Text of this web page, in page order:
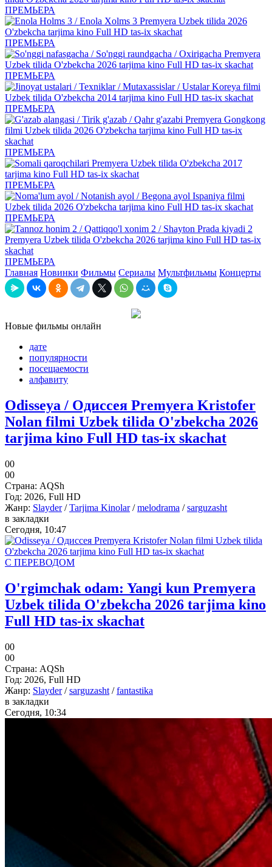
ПРЕМЬЕРА
ПРЕМЬЕРА
ПРЕМЬЕРА
ПРЕМЬЕРА
ПРЕМЬЕРА
ПРЕМЬЕРА
ПРЕМЬЕРА
ПРЕМЬЕРА
Главная Новинки Фильмы Сериалы Мультфильмы Концерты
Новые фильмы онлайн
дате
популярности
посещаемости
алфавиту
Odisseya / Одиссея Premyera Kristofer
Nolan filmi Uzbek tilida O'zbekcha 2026
tarjima kino Full HD tas-ix skachat
00
00
Страна: AQSh
Год: 2026, Full HD
Жанр: Slayder/Tarjima Kinolar/melodrama /sarguzasht
в закладки
Сегодня, 10:47
С ПЕРЕВОДОМ
O'rgimchak odam: Yangi kun Premyera
Uzbek tilida O'zbekcha 2026 tarjima kino
Full HD tas-ix skachat
00
00
Страна: AQSh
Год: 2026, Full HD
Жанр: Slayder/sarguzasht /fantastika
в закладки
Сегодня, 10:34